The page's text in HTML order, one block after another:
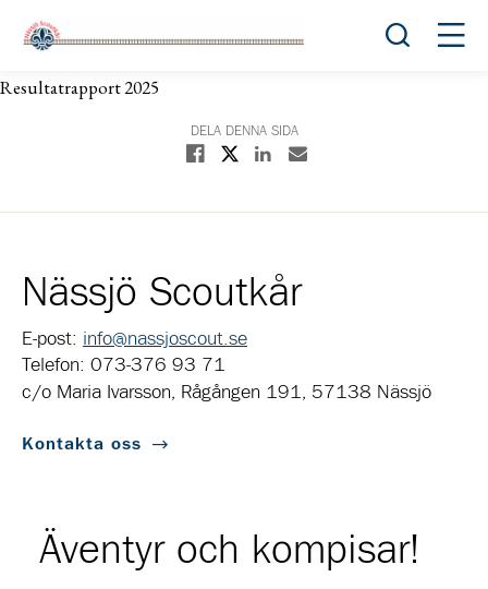
Öppna
Resultatrapport 2025
DELA DENNA SIDA
Dela på Facebook
Dela på XDela på Linkedin
Dela med E-post
Nässjö Scoutkår
E-post: info@nassjoscout.se
Telefon: 073-376 93 71
c/o Maria Ivarsson, Rågången 191, 57138 Nässjö
Kontakta oss
Äventyr och kompisar!